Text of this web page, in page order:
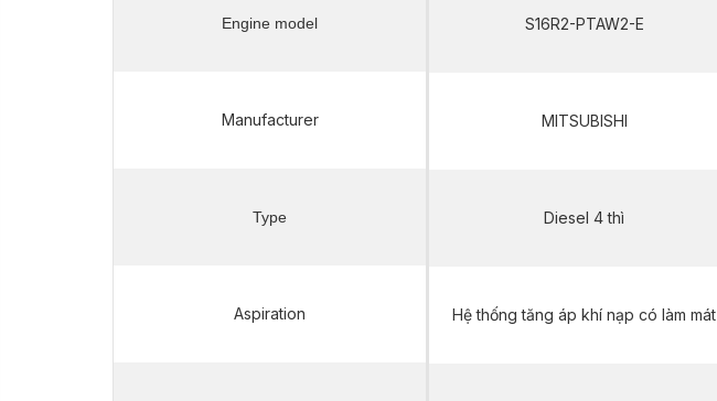
Engine model
Manufacturer
Type
Aspiration
S16R2-PTAW2-E
MITSUBISHI
Diesel 4 thì
Hệ thống tăng áp khí nạp có làm mát